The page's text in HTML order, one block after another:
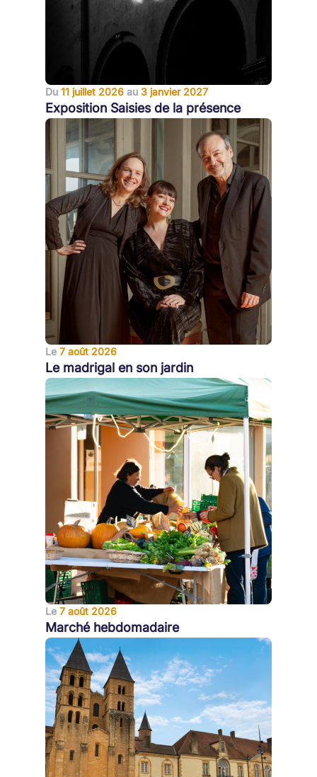
Du 11 juillet 2026 au 3 janvier 2027
Exposition Saisies de la présence
Le 7 août 2026
Le madrigal en son jardin
Le 7 août 2026
Marché hebdomadaire